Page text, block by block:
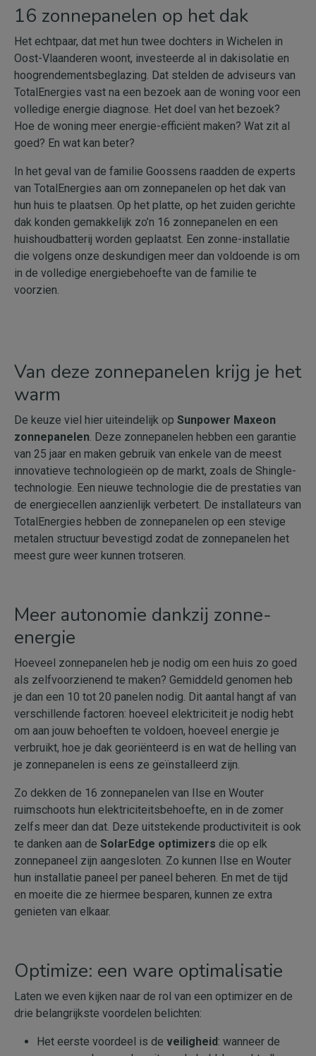
16 zonnepanelen op het dak
Het echtpaar, dat met hun twee dochters in Wichelen in
Oost-Vlaanderen woont, investeerde al in dakisolatie en
hoogrendementsbeglazing. Dat stelden de adviseurs van
TotalEnergies vast na een bezoek aan de woning voor een
volledige energie diagnose. Het doel van het bezoek?
Hoe de woning meer energie-efficiënt maken? Wat zit al
goed? En wat kan beter?
In het geval van de familie Goossens raadden de experts
van TotalEnergies aan om zonnepanelen op het dak van
hun huis te plaatsen. Op het platte, op het zuiden gerichte
dak konden gemakkelijk zo’n 16 zonnepanelen en een
huishoudbatterij worden geplaatst. Een zonne-installatie
die volgens onze deskundigen meer dan voldoende is om
in de volledige energiebehoefte van de familie te
voorzien.
Van deze zonnepanelen krijg je het
warm
De keuze viel hier uiteindelijk op Sunpower Maxeon
zonnepanelen. Deze zonnepanelen hebben een garantie
van 25 jaar en maken gebruik van enkele van de meest
innovatieve technologieën op de markt, zoals de Shingle-
technologie. Een nieuwe technologie die de prestaties van
de energiecellen aanzienlijk verbetert. De installateurs van
TotalEnergies hebben de zonnepanelen op een stevige
metalen structuur bevestigd zodat de zonnepanelen het
meest gure weer kunnen trotseren.
Meer autonomie dankzij zonne-
energie
Hoeveel zonnepanelen heb je nodig om een huis zo goed
als zelfvoorzienend te maken? Gemiddeld genomen heb
je dan een 10 tot 20 panelen nodig. Dit aantal hangt af van
verschillende factoren: hoeveel elektriciteit je nodig hebt
om aan jouw behoeften te voldoen, hoeveel energie je
verbruikt, hoe je dak georiënteerd is en wat de helling van
je zonnepanelen is eens ze geïnstalleerd zijn.
Zo dekken de 16 zonnepanelen van Ilse en Wouter
ruimschoots hun elektriciteitsbehoefte, en in de zomer
zelfs meer dan dat. Deze uitstekende productiviteit is ook
te danken aan de SolarEdge optimizers die op elk
zonnepaneel zijn aangesloten. Zo kunnen Ilse en Wouter
hun installatie paneel per paneel beheren. En met de tijd
en moeite die ze hiermee besparen, kunnen ze extra
genieten van elkaar.
Optimize: een ware optimalisatie
Laten we even kijken naar de rol van een optimizer en de
drie belangrijkste voordelen belichten:
Het eerste voordeel is de veiligheid: wanneer de